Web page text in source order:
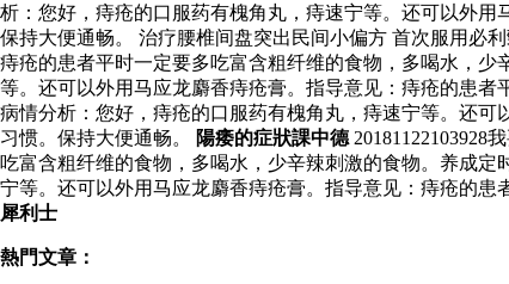
析：您好，痔疮的口服药有槐角丸，痔速宁等。还可以外
保持大便通畅。 治疗腰椎间盘突出民间小偏方 首次服用必
痔疮的患者平时一定要多吃富含粗纤维的食物，多喝水，少
等。还可以外用马应龙麝香痔疮膏。指导意见：痔疮的患者
病情分析：您好，痔疮的口服药有槐角丸，痔速宁等。还
习惯。保持大便通畅。
陽痿的症狀課中德 20181122103928
吃富含粗纤维的食物，多喝水，少辛辣刺激的食物。养成
宁等。还可以外用马应龙麝香痔疮膏。指导意见：痔疮的
犀利士
熱門文章：